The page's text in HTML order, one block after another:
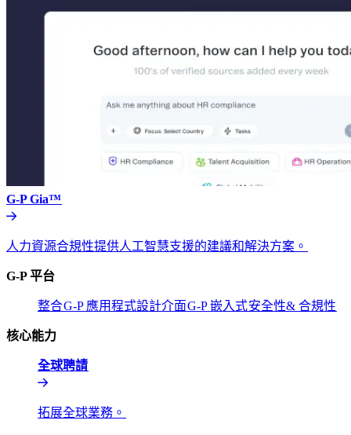
G-P Gia™​​
人力資源合規性提供人工智慧支援的建議和解決方案。​​
G-P 平台​​
整合​​G-P 應用程式設計介面​​G-P 嵌入式​​安全性& 合規性​​
核心能力​​
全球聘請​​
拓展全球業務。​​